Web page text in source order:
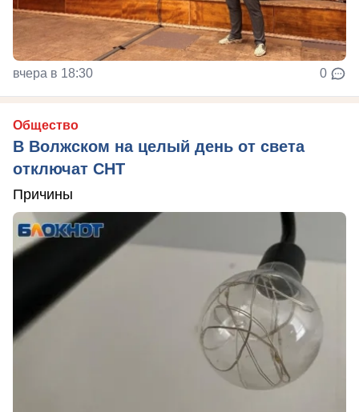
вчера в 18:30 0
Общество
В Волжском на целый день от света
отключат СНТ
Причины